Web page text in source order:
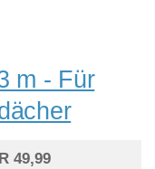
m - Für
49,99